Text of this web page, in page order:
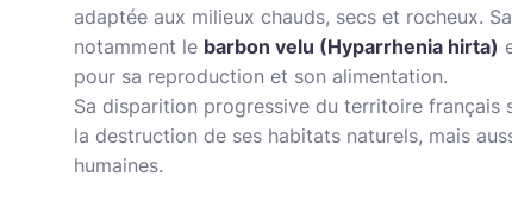
adaptée aux milieux chauds, secs et rocheux.
notamment le barbon velu (Hyparrhenia hirta)
pour sa reproduction et son alimentation.
Sa disparition progressive du territoire français
la destruction de ses habitats naturels, mais
humaines.